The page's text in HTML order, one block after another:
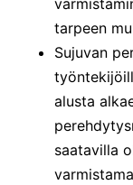
tarpeen
Sujuvan
alusta
saatavilla